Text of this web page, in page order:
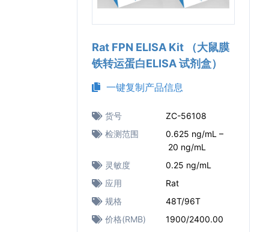
Rat FPN ELISA Kit （大鼠膜
铁转运蛋白ELISA 试剂盒）
一键复制产品信息
货号
ZC-56108
检测范围
0.625 ng/mL –
20 ng/mL
灵敏度
0.25 ng/mL
应用
Rat
规格
48T/96T
价格(RMB)
1900/2400.00